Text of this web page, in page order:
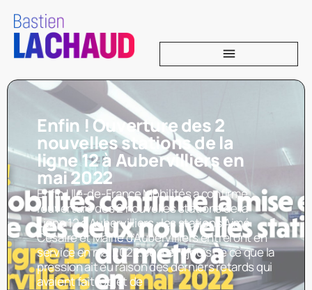
Enfin ! Ouverture des 2
nouvelles stations de la
ligne 12 à Aubervilliers en
mai 2022
Enfin ! Ile-de-France Mobilités a confirmé
l’ouverture des 2 nouvelles stations de la
Ligne 12 à Aubervilliers : les stations Aimé
Césaire et Mairie d’Aubervilliers entreront en
service en mai 2022. Je me réjouis de ce que la
pression ait eu raison des derniers retards qui
avaient fait l’objet de